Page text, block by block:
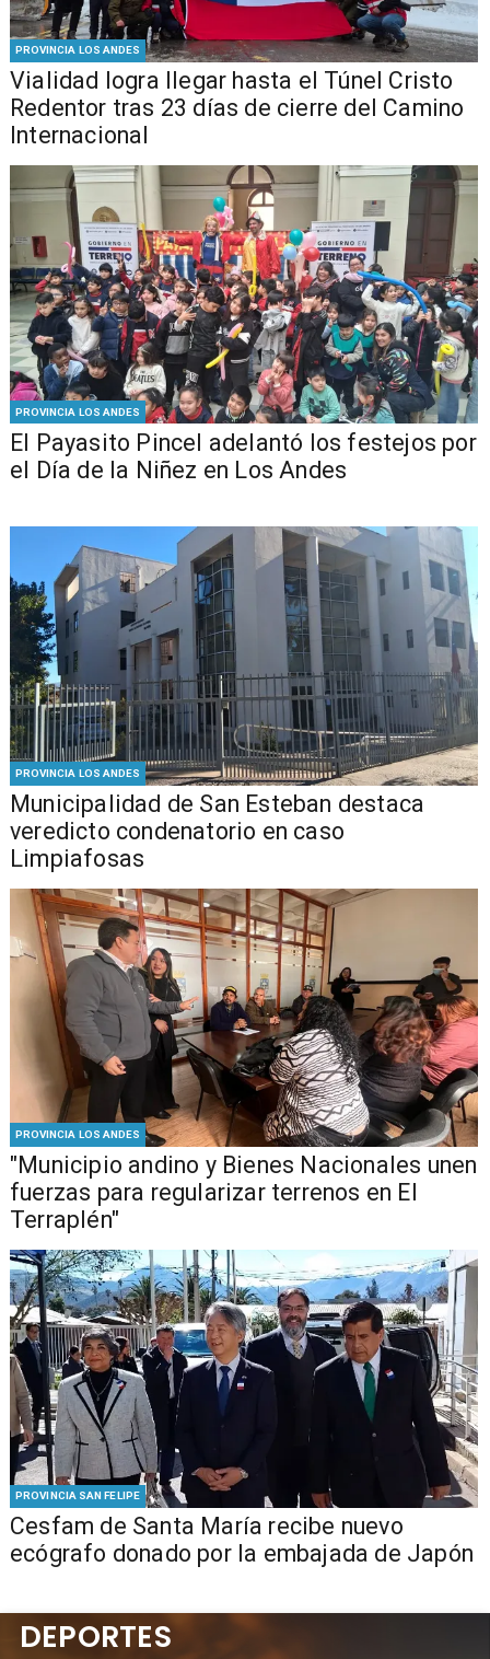
PROVINCIA LOS ANDES
Vialidad logra llegar hasta el Túnel Cristo
Redentor tras 23 días de cierre del Camino
Internacional
PROVINCIA LOS ANDES
El Payasito Pincel adelantó los festejos por
el Día de la Niñez en Los Andes
PROVINCIA LOS ANDES
Municipalidad de San Esteban destaca
veredicto condenatorio en caso
Limpiafosas
PROVINCIA LOS ANDES
"Municipio andino y Bienes Nacionales unen
fuerzas para regularizar terrenos en El
Terraplén"
PROVINCIA SAN FELIPE
Cesfam de Santa María recibe nuevo
ecógrafo donado por la embajada de Japón
DEPORTES